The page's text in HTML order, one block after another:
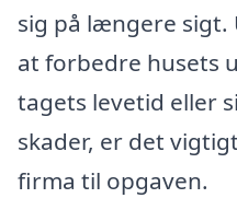
sig på længere sigt.
at forbedre husets
tagets levetid eller
skader, er det
firma til opgaven.